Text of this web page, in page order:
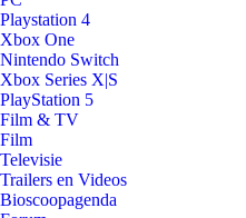
Playstation 4
Xbox One
Nintendo Switch
Xbox Series X|S
PlayStation 5
Film & TV
Film
Televisie
Trailers en Videos
Bioscoopagenda